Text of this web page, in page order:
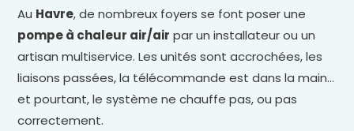
Au Havre, de nombreux foyers se font poser une
pompe à chaleur air/air par un installateur ou un
artisan multiservice. Les unités sont accrochées, les
liaisons passées, la télécommande est dans la main…
et pourtant, le système ne chauffe pas, ou pas
correctement.